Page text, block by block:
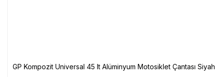
GP Kompozit Universal 45 lt Alüminyum Motosiklet Çantası Siyah